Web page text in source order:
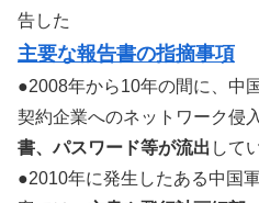
告した
主要な報告書の指摘事項
●2008年から10年の間に、中
契約企業へのネットワーク侵
書、パスワード等が流出 して
●2010年に発生したある中国